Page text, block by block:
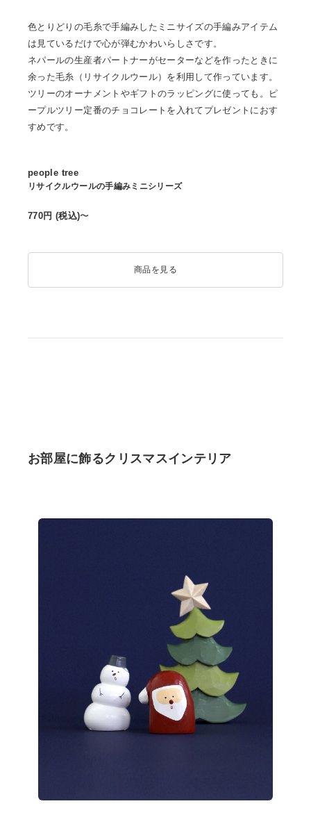
色とりどりの毛糸で手編みしたミニサイズの手編みアイテム
は見ているだけで心が弾むかわいらしさです。
ネパールの生産者パートナーがセーターなどを作ったときに
余った毛糸（リサイクルウール）を利用して作っています。
ツリーのオーナメントやギフトのラッピングに使っても。ピ
ープルツリー定番のチョコレートを入れてプレゼントにおす
すめです。
people tree
リサイクルウールの手編みミニシリーズ
770円 (税込)〜
商品を見る
お部屋に飾るクリスマスインテリア